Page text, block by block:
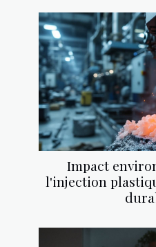
Impact
l'injection